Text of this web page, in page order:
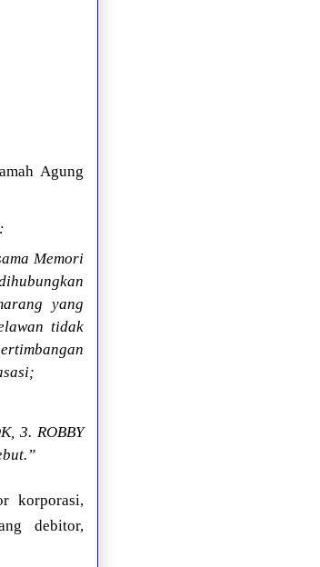
Agung
Memori
yang
tidak
3. ROBBY
korporasi,
debitor,